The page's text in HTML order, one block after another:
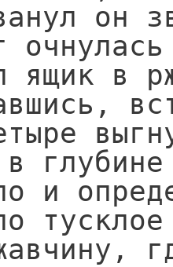
он
ящик в
глубине
и